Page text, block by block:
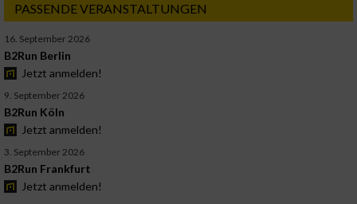
PASSENDE VERANSTALTUNGEN
16. September 2026
B2Run Berlin
Jetzt anmelden!
9. September 2026
B2Run Köln
Jetzt anmelden!
3. September 2026
B2Run Frankfurt
Jetzt anmelden!